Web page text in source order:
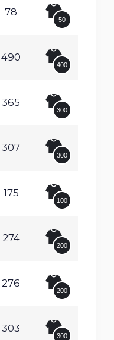
78
50
490
400
365
300
307
300
175
100
274
200
276
200
303
300